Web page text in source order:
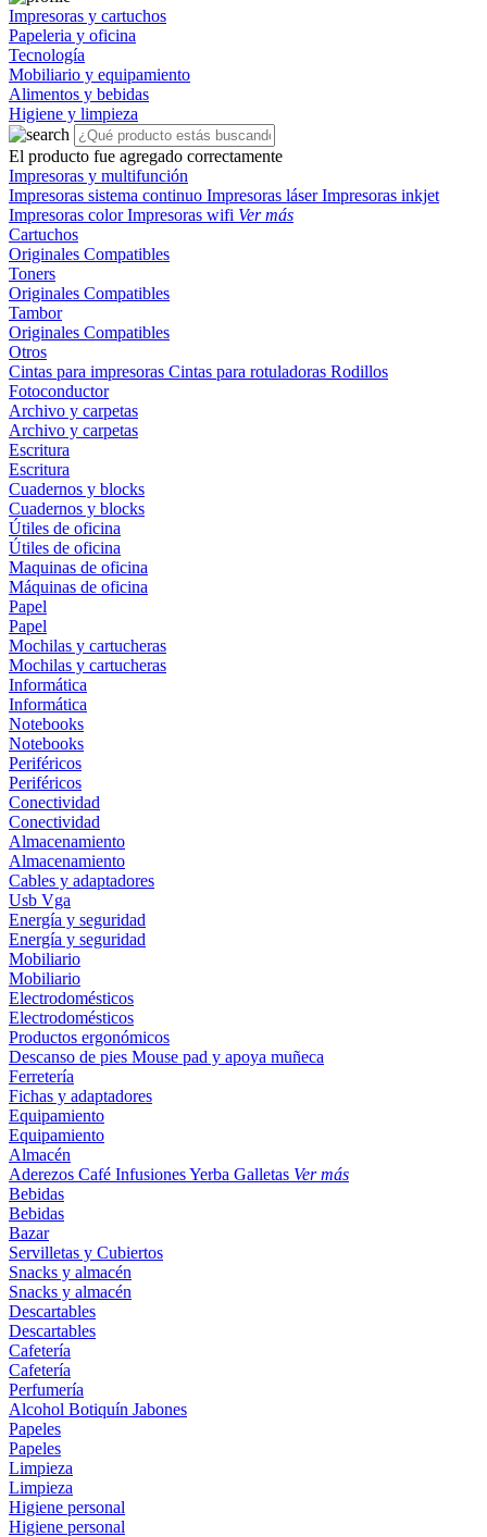
Impresoras y cartuchos
Papeleria y oficina
Tecnología
Mobiliario y equipamiento
Alimentos y bebidas
Higiene y limpieza
El producto fue agregado correctamente
Impresoras y multifunción
Impresoras sistema continuo Impresoras láserImpresoras inkjet
Impresoras colorImpresoras wifi Ver más
Cartuchos
Originales Compatibles
Toners
Originales Compatibles
Tambor
Originales Compatibles
Otros
Cintas para impresoras Cintas para rotuladoras Rodillos
Fotoconductor
Archivo y carpetas
Archivo y carpetas
Escritura
Escritura
Cuadernos y blocks
Cuadernos y blocks
Útiles de oficina
Útiles de oficina
Maquinas de oficina
Máquinas de oficina
Papel
Papel
Mochilas y cartucheras
Mochilas y cartucheras
Informática
Informática
Notebooks
Notebooks
Periféricos
Periféricos
Conectividad
Conectividad
Almacenamiento
Almacenamiento
Cables y adaptadores
Usb Vga
Energía y seguridad
Energía y seguridad
Mobiliario
Mobiliario
Electrodomésticos
Electrodomésticos
Productos ergonómicos
Descanso de pies Mouse pad y apoya muñeca
Ferretería
Fichas y adaptadores
Equipamiento
Equipamiento
Almacén
Aderezos Café InfusionesYerba Galletas Ver más
Bebidas
Bebidas
Bazar
Servilletas y Cubiertos
Snacks y almacén
Snacks y almacén
Descartables
Descartables
Cafetería
Cafetería
Perfumería
Alcohol Botiquín Jabones
Papeles
Papeles
Limpieza
Limpieza
Higiene personal
Higiene personal